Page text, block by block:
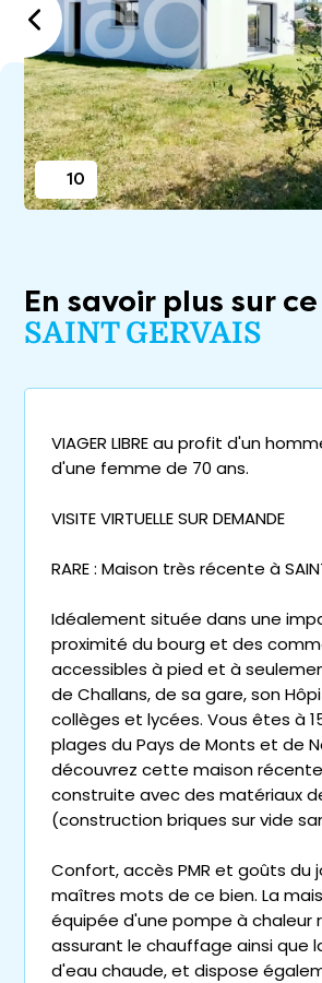
10
En savoir plus sur
SAINT GERVAIS
VIAGER LIBRE au profit d'un
d'une femme de 70 ans.
VISITE VIRTUELLE SUR DEMANDE
RARE : Maison très récente à
Idéalement située dans une
proximité du bourg et des
accessibles à pied et à
de Challans, de sa gare, son
collèges et lycées. Vous êtes à
plages du Pays de Monts et de
découvrez cette maison récente
construite avec des matériaux
(construction briques sur vide
Confort, accès PMR et goûts du
maîtres mots de ce bien. La
équipée d'une pompe à chaleur
assurant le chauffage ainsi que
d'eau chaude, et dispose